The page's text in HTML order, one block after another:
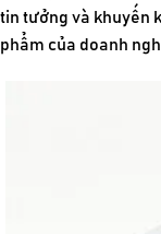
tin tưởng và khuyến
phẩm của doanh